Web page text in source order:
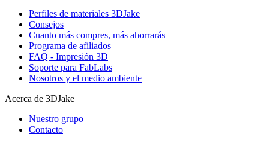
Perfiles de materiales 3DJake
Consejos
Cuanto más compres, más ahorrarás
Programa de afiliados
FAQ - Impresión 3D
Soporte para FabLabs
Nosotros y el medio ambiente
Acerca de 3DJake
Nuestro grupo
Contacto